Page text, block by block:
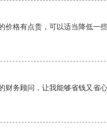
价格有点贵，可以适当降低一
财务顾问，让我能够省钱又省心